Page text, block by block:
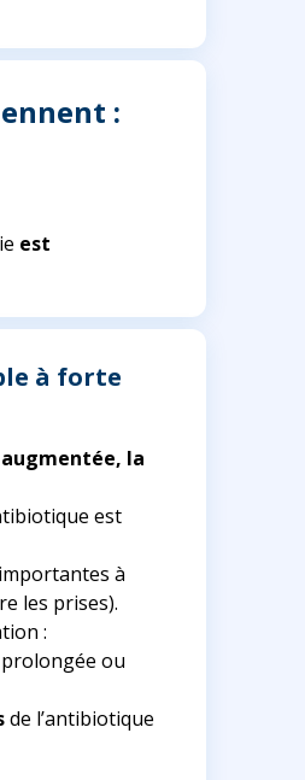
:
est
à forte
la
est
à
les prises).
:
ou
de l’antibiotique